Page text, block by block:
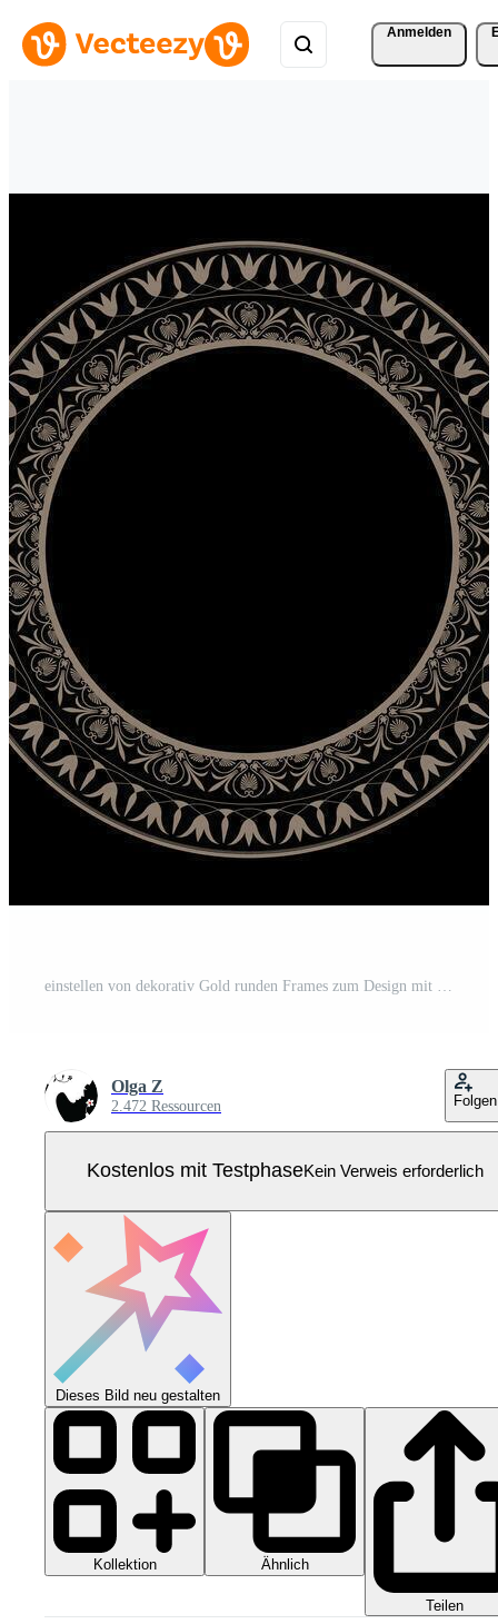
Anmelden
Olga Z
2.472 Ressourcen Folgen
Kostenlos mit TestphaseKein Verweis erforderlich
Dieses Bild neu gestalten
Kollektion Ähnlich
Teilen